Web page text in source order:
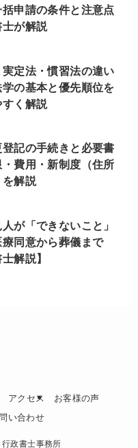
括申請の条件と注意点
が解説
実定法・慣習法の違い
学の基本と優先順位を
く解説
記の手続きと必要書
費用・新制度（住所
解説
が「できないこと」
療同意から葬儀まで
解説】
アクセス
お客様の声
い合わせ
政書士事務所